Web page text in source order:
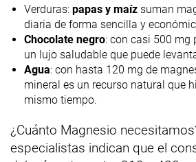
Verduras: papas y maíz suman
diaria de forma sencilla y
Chocolate negro: con casi 500 mg
un lujo saludable que puede
Agua: con hasta 120 mg de
mineral es un recurso natural que
mismo tiempo.
¿Cuánto Magnesio
especialistas indican que el